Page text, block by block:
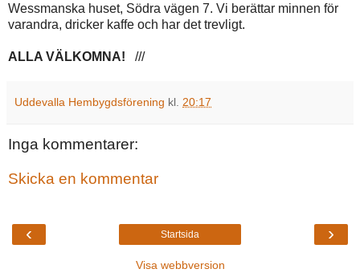
Wessmanska huset, Södra vägen 7. Vi berättar minnen för
varandra, dricker kaffe och har det trevligt.
ALLA VÄLKOMNA! ///
Uddevalla Hembygdsförening kl. 20:17
Inga kommentarer:
Skicka en kommentar
‹ ›
Startsida
Visa webbversion